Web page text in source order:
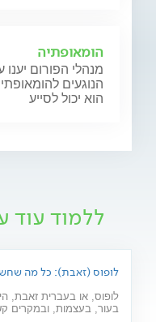
הומאופתיה
מנהלי הפורום
הנוגעים
הוא יכול לסייע
ללמוד עוד
לופוס (זאבת): כל מה
לופוס, או בעברית זאבת,
בעור, בעצמות, ובמקרים